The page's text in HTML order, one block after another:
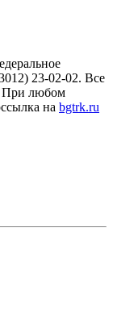
23-02-02. Все
При любом
на bgtrk.ru